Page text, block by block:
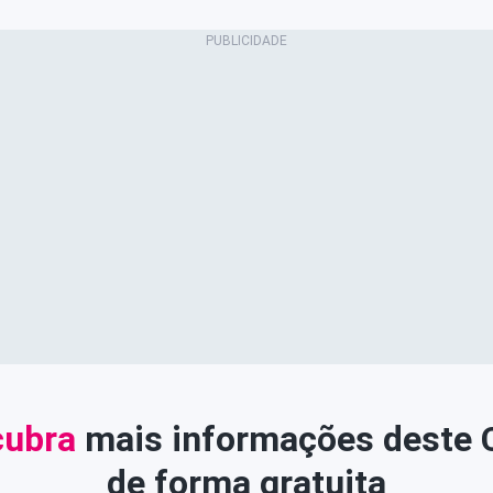
mais informações deste
de forma gratuita